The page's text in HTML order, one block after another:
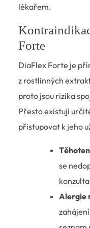
lékařem.
Forte
DiaFlex Forte je
z rostlinných
proto jsou rizika
Přesto existují
přistupovat k jeho
se
Alergie